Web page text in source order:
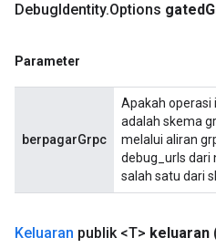
DebugIdentity.Options gated
Parameter
berpagarGrpc
Apakah operasi
adalah skema
melalui aliran
debug_urls dari
salah satu dari
Keluaran publik <T> keluaran